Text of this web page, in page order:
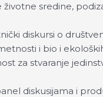
životne sredine,
diskursi o
i bio i
za stvaranje
diskusijama i